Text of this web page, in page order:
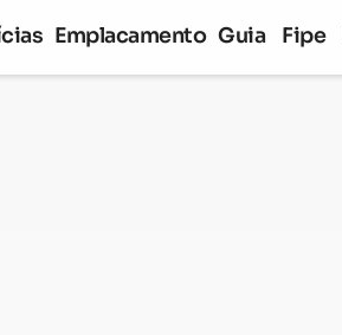
Emplacamento Guia Fipe